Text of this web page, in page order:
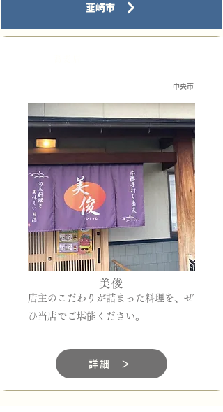
韮崎市
中央市
美俊
店主のこだわりが詰まった料理を、ぜ
ひ当店でご堪能ください。
詳細 ＞